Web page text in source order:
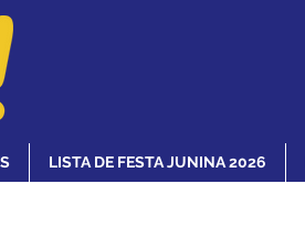
LISTA DE FESTA JUNINA 2026